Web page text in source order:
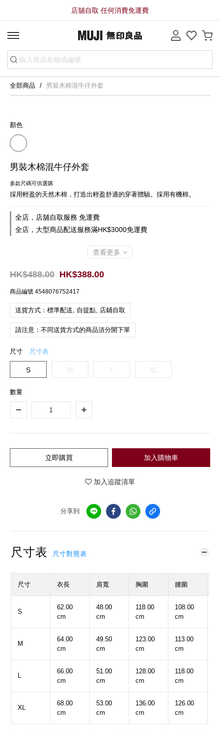
店舖自取 任何消費免運費
全部商品 男裝木棉混牛仔外套
顏色
男裝木棉混牛仔外套
多款尺碼可供選購
採用輕盈的天然木棉，打造出輕盈舒適的穿著體驗。採用有機棉。
全店，店舖自取服務 免運費
全店，大型商品配送服務滿HK$3000免運費
查看更多
HK$388.00
HK$488.00
商品編號 4548076752417
送貨方式：標準配送, 自提點, 店鋪自取
請注意：不同送貨方式的商品須分開下單
尺寸 尺寸表
S M XL
數量
加入購物車
立即購買
加入追蹤清單
分享到
尺寸表 尺寸對照表
尺寸 衣長 肩寬 胸圍 腰圍
S
62.00
cm
48.00
cm
118.00
cm
108.00
cm
M
64.00
cm
49.50
cm
123.00
cm
113.00
cm
L
66.00
cm
51.00
cm
128.00
cm
118.00
cm
XL
68.00
cm
53.00
cm
136.00
cm
126.00
cm